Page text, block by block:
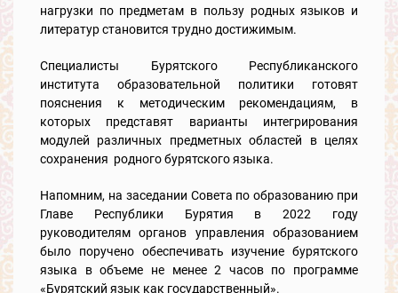
нагрузки по предметам в пользу родных языков и
литератур становится трудно достижимым.
Специалисты Бурятского Республиканского
института образовательной политики готовят
пояснения к методическим рекомендациям, в
которых представят варианты интегрирования
модулей различных предметных областей в целях
сохранения родного бурятского языка.
Напомним, на заседании Совета по образованию при
Главе Республики Бурятия в 2022 году
руководителям органов управления образованием
было поручено обеспечивать изучение бурятского
языка в объеме не менее 2 часов по программе
«Бурятский язык как государственный».